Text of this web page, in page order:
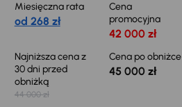
Miesięczna rata
od 268 zł
Cena
promocyjna
42 000 zł
Najniższa cena z
30 dni przed
obniżką
44 000 zł
Cena po obniżce
45 000 zł
Możliwość odliczenia VAT